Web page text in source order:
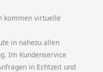
kommen virtuelle
in nahezu allen
Im Kundenservice
in Echtzeit und